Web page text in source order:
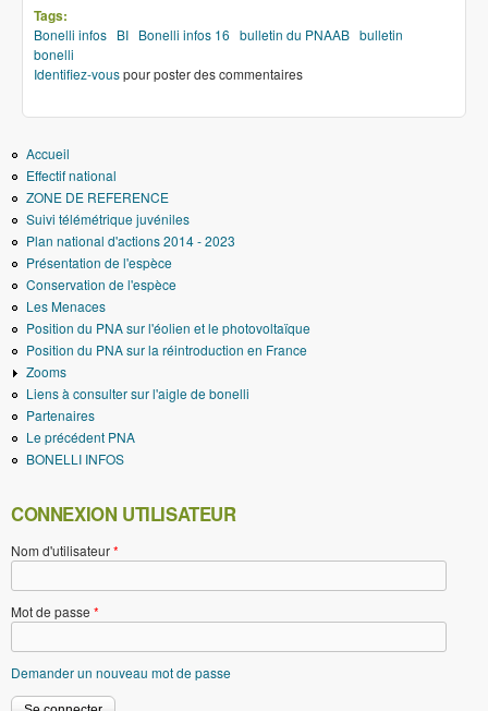
Tags:
Bonelli infos BI Bonelli infos 16 bulletin du PNAAB bulletin
bonelli
Identifiez-vouspour poster des commentaires
Accueil
Effectif national
ZONE DE REFERENCE
Suivi télémétrique juvéniles
Plan national d'actions 2014 - 2023
Présentation de l'espèce
Conservation de l'espèce
Les Menaces
Position du PNA sur l'éolien et le photovoltaïque
Position du PNA sur la réintroduction en France
Zooms
Liens à consulter sur l'aigle de bonelli
Partenaires
Le précédent PNA
BONELLI INFOS
CONNEXION UTILISATEUR
Nom d'utilisateur*
Mot de passe *
Demander un nouveau mot de passe